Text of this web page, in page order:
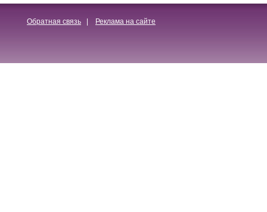
Обратная связь Реклама на сайте